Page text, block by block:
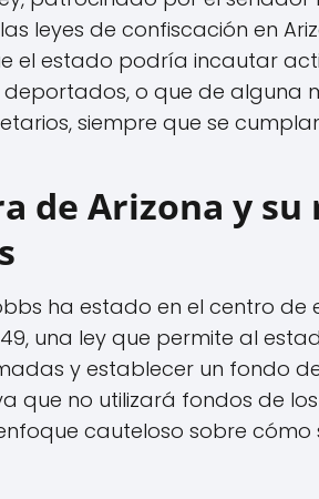
leyes de confiscación en
el estado podría incautar
o que de alguna
siempre que se
de Arizona y
ha estado en el centro de
una ley que permite al
y establecer un fondo de
que no utilizará fondos de
cauteloso sobre cómo